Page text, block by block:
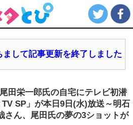
まして記事更新を終了しました
田栄一郎氏の自宅にテレビ初潜
SP」が本日9日(水)放送～明石
さん、尾田氏の夢の3ショットが